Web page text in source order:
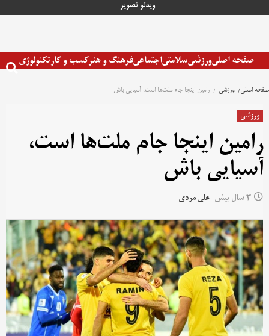
ویدئو تصویر
صفحه اصلیورزشیسلامتیاجتماعیفرهنگ و هنرکسب و کارتکنولوژی
صفحه اصلی ورزشی رامین اینجا جام ملت‌ها است، آسیایی باش
ورزشی
رامین اینجا جام ملت‌ها است،
آسیایی باش
3 سال پیش علی مردی